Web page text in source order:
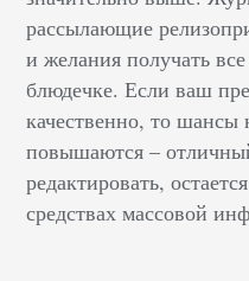
рассылающие
и желания получать
блюдечке. Если ваш
качественно, то шансы
повышаются –
редактировать,
средствах массовой